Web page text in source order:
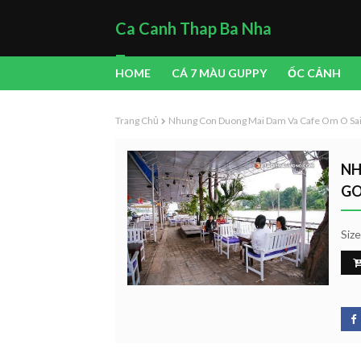
Ca Canh Thap Ba Nha
Trang
HOME CÁ 7 MÀU GUPPY ỐC CẢNH
Trang Chủ Nhung Con Duong Mai Dam Va Cafe Om O